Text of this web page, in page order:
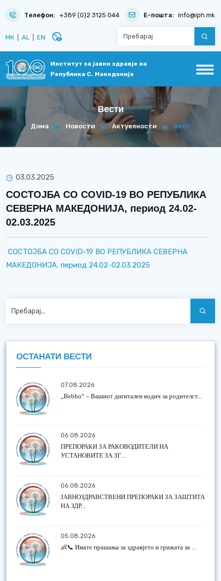
Телефон: +389 (0)2 3125 044 Е-пошта: info@iph.mk
МК AL EN disabled_visible
Институт за јавно здравје на
Република С. Македонија
Вести
Дома Новости Актуелности Вест
03.03.2025
СОСТОЈБА СО COVID-19 ВО РЕПУБЛИКА
СЕВЕРНА МАКЕДОНИЈА, период 24.02-
02.03.2025
СОСТОЈБА СО COVID-19 ВО РЕПУБЛИКА СЕВЕРНА
МАКЕДОНИЈА, период 24.02-02.03.2025
ОСТАНАТИ ВЕСТИ
07.08.2026
„Bebbo“ – Вашиот дигитален водич за родителст...
06.08.2026
ПРЕПОРАКИ ЗА РАКОВОДИТЕЛИ НА
УСТАНОВИТЕ ЗА ЗГ...
06.08.2026
ЈАВНОЗДРАВСТВЕНИ ПРЕПОРАКИ ЗА ЗАШТИТА
НА ЗДР...
05.08.2026
👶📞 Имате прашања за здравјето и грижата за ...